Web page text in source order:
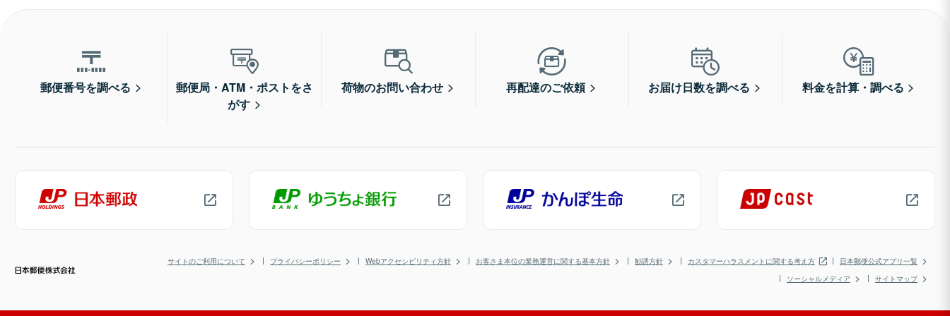
郵便番号を調べる
郵便局・ATM・ポストをさ
がす
荷物のお問い合わせ 再配達のご依頼 お届け日数を調べる 料金を計算・調べる
サイトのご利用について プライバシーポリシー Webアクセシビリティ方針 お客さま本位の業務運営に関する基本方針 勧誘方針 カスタマーハラスメントに関する考え方
日本郵便公式アプリ一覧
ソーシャルメディア
サイトマップ